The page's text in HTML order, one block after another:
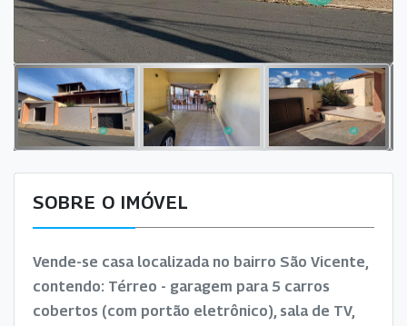
SOBRE O IMÓVEL
Vende-se casa localizada no bairro São Vicente,
contendo: Térreo - garagem para 5 carros
cobertos (com portão eletrônico), sala de TV,